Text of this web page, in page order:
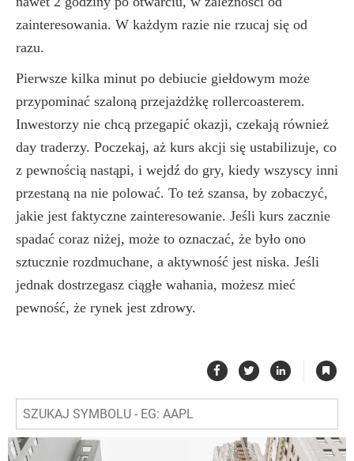
zainteresowania. W każdym razie nie rzucaj się od
razu.
Pierwsze kilka minut po debiucie giełdowym może
przypominać szaloną przejażdżkę rollercoasterem.
Inwestorzy nie chcą przegapić okazji, czekają również
day traderzy. Poczekaj, aż kurs akcji się ustabilizuje, co
z pewnością nastąpi, i wejdź do gry, kiedy wszyscy inni
przestaną na nie polować. To też szansa, by zobaczyć,
jakie jest faktyczne zainteresowanie. Jeśli kurs zacznie
spadać coraz niżej, może to oznaczać, że było ono
sztucznie rozdmuchane, a aktywność jest niska. Jeśli
jednak dostrzegasz ciągłe wahania, możesz mieć
pewność, że rynek jest zdrowy.
|